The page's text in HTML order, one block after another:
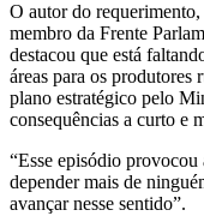
O autor do
membro da Frente
destacou que está
áreas para os produtores
plano estratégico pelo
consequências a curto e
“Esse episódio
depender mais de
avançar nesse sentido”.